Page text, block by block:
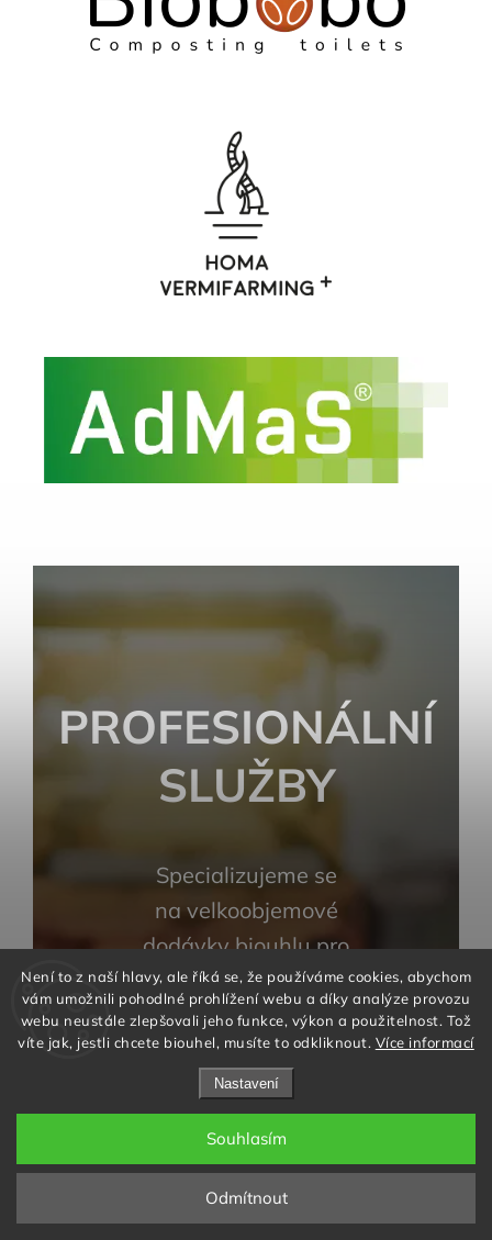
Není to z naší hlavy, ale říká se, že používáme cookies, abychom
vám umožnili pohodlné prohlížení webu a díky analýze provozu
webu neustále zlepšovali jeho funkce, výkon a použitelnost. Tož
víte jak, jestli chcete biouhel, musíte to odkliknout. Více informací
Nastavení
Odmítnout
Souhlasím
PROFESIONÁLNÍ
SLUŽBY
Specializujeme se
na velkoobjemové
dodávky biouhlu pro
profesionální
využití. Našimi
nejčastějšími
zákazníky jsou
realizátoři staveb,
profesionální
pěstitelé.